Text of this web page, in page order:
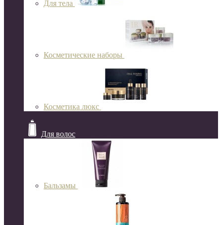
Для тела
Косметические наборы
Косметика люкс
Для волос
Бальзамы